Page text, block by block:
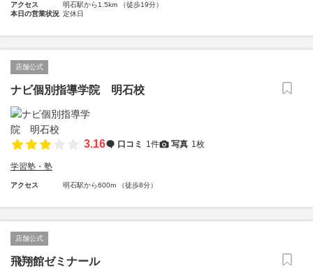
アクセス
明石駅から1.5km （徒歩19分）
本日の営業状況 定休日
店舗公式
ナビ個別指導学院 明石校
3.16 口コミ 1件 写真 1枚
学習塾・塾
アクセス 明石駅から600m （徒歩8分）
店舗公式
飛翔館ゼミナール